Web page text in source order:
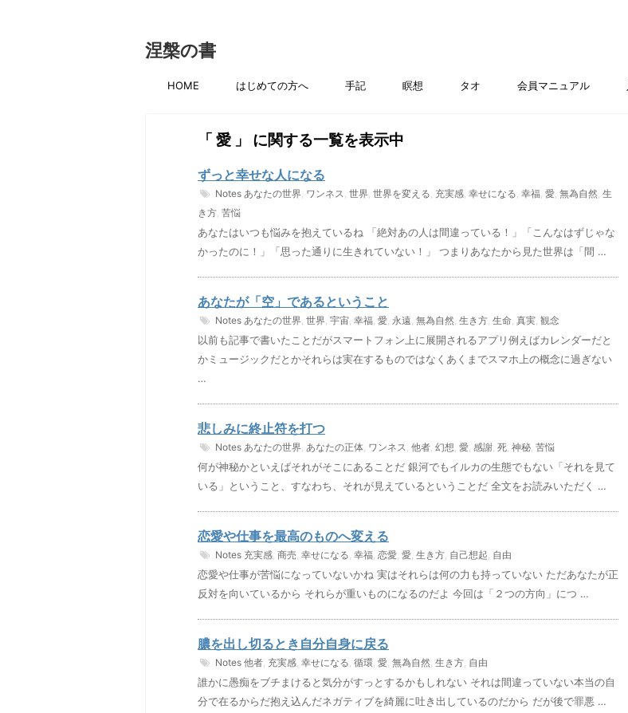
涅槃の書
HOME はじめての方へ 手記 瞑想 タオ 会員マニュアル
「 愛 」 に関する一覧を表示中
ずっと幸せな人になる
Notes あなたの世界, ワンネス, 世界, 世界を変える, 充実感, 幸せになる, 幸福, 愛, 無為自然, 生
き方, 苦悩
あなたはいつも悩みを抱えているね 「絶対あの人は間違っている！」「こんなはずじゃな
かったのに！」「思った通りに生きれていない！」 つまりあなたから見た世界は「間 …
あなたが「空」であるということ
Notes あなたの世界, 世界, 宇宙, 幸福, 愛, 永遠, 無為自然, 生き方, 生命, 真実, 観念
以前も記事で書いたことだがスマートフォン上に展開されるアプリ例えばカレンダーだと
かミュージックだとかそれらは実在するものではなくあくまでスマホ上の概念に過ぎない
…
悲しみに終止符を打つ
Notes あなたの世界, あなたの正体, ワンネス, 他者, 幻想, 愛, 感謝, 死, 神秘, 苦悩
何が神秘かといえばそれがそこにあることだ 銀河でもイルカの生態でもない「それを見て
いる」ということ、すなわち、それが見えているということだ 全文をお読みいただく …
恋愛や仕事を最高のものへ変える
Notes 充実感, 商売, 幸せになる, 幸福, 恋愛, 愛, 生き方, 自己想起, 自由
恋愛や仕事が苦悩になっていないかね 実はそれらは何の力も持っていない ただあなたが正
反対を向いているから それらが重いものになるのだよ 今回は「２つの方向」につ …
膿を出し切るとき自分自身に戻る
Notes 他者, 充実感, 幸せになる, 循環, 愛, 無為自然, 生き方, 自由
誰かに愚痴をブチまけると気分がすっとするかもしれない それは間違っていない本当の自
分で在るからだ抱え込んだネガティブを綺麗に吐き出しているのだから だが後で罪悪 …